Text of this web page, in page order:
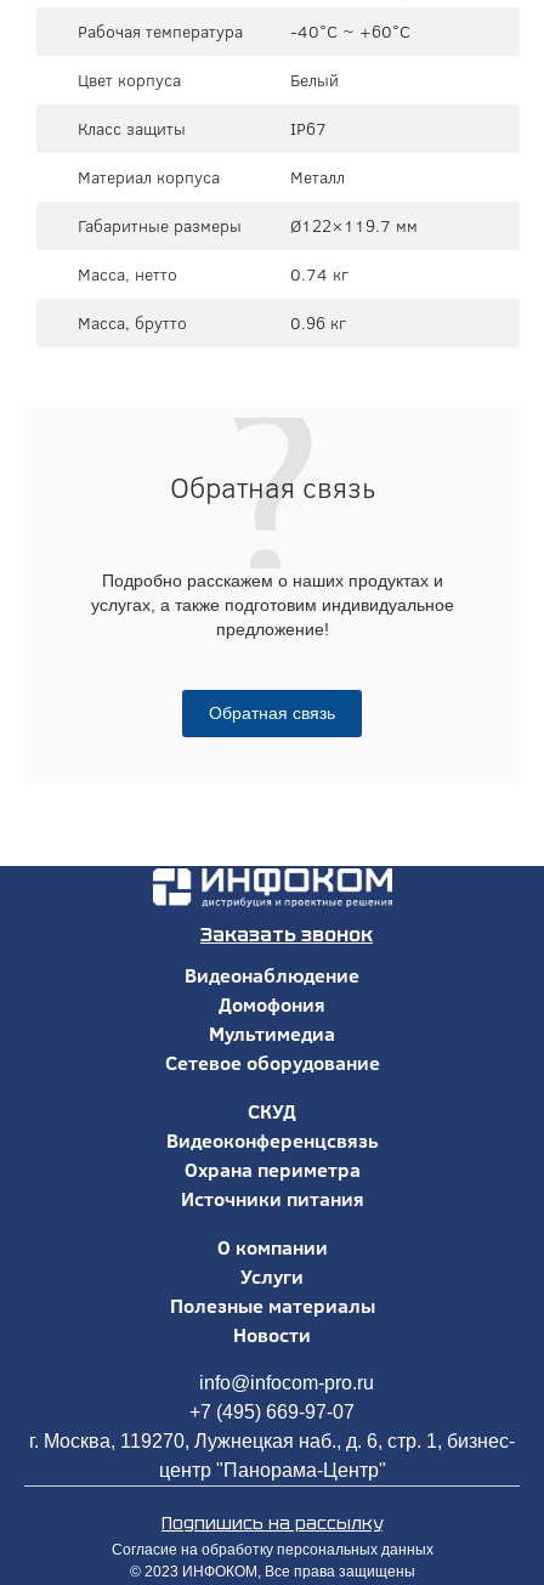
Рабочая температура
-40°C ~ +60°C
Цвет корпуса
Белый
Класс защиты
IP67
Материал корпуса
Металл
Габаритные размеры
Ø122×119.7 мм
Масса, нетто
0.74 кг
Масса, брутто
0.96 кг
Обратная связь
Подробно расскажем о наших продуктах и
услугах, а также подготовим индивидуальное
предложение!
Обратная связь
Заказать звонок
Видеонаблюдение
Домофония
Мультимедиа
Сетевое оборудование
СКУД
Видеоконференцсвязь
Охрана периметра
Источники питания
О компании
Услуги
Полезные материалы
Новости
info@infocom-pro.ru
+7 (495) 669-97-07
г. Москва, 119270, Лужнецкая наб., д. 6, стр. 1, бизнес-
центр "Панорама-Центр"
Подпишись на рассылку
Согласие на обработку персональных данных
© 2023 ИНФОКОМ, Все права защищены